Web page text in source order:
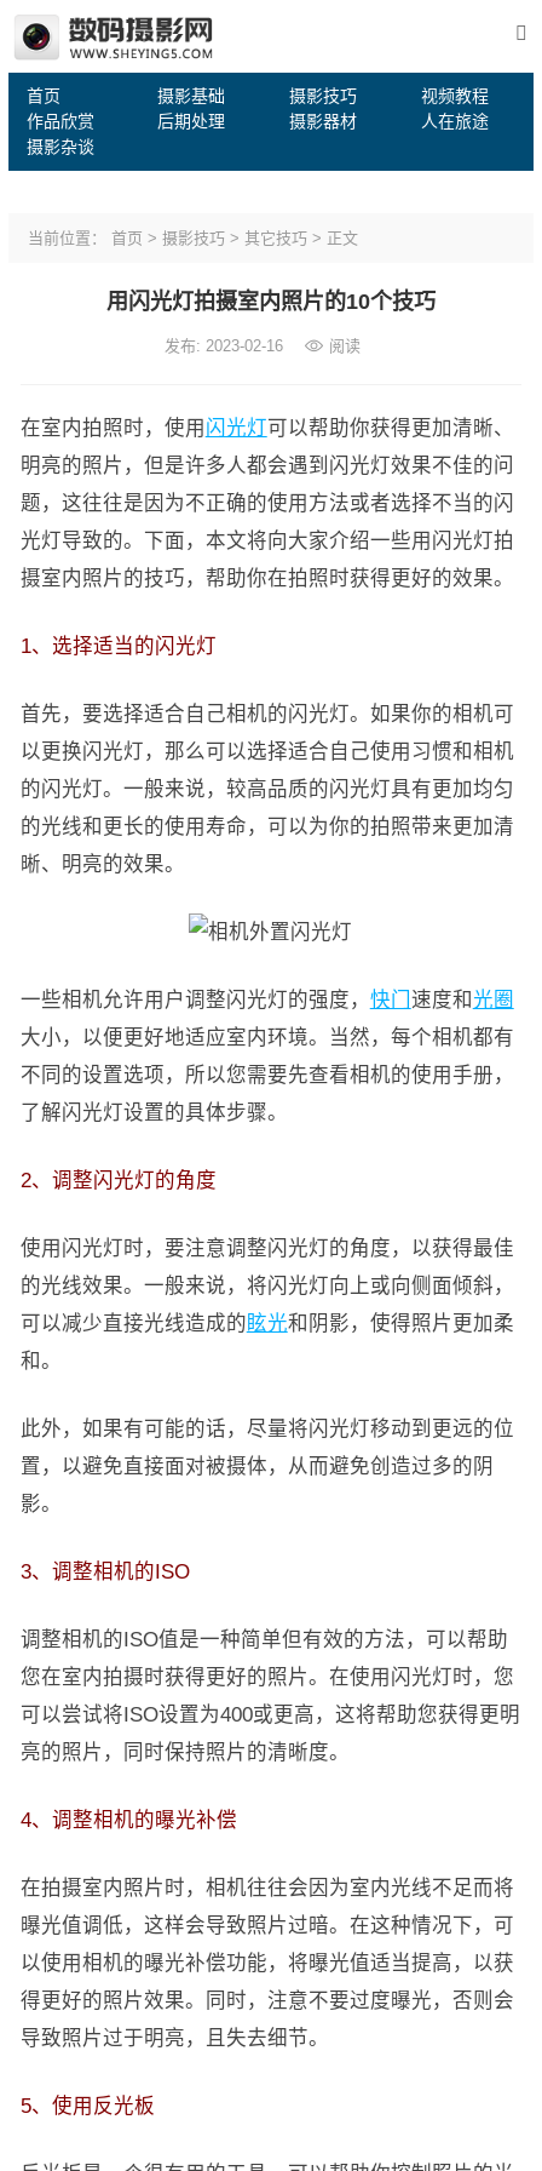
首页 摄影基础 摄影技巧
视频教程
作品欣赏
后期处理 摄影器材
人在旅途
摄影杂谈
当前位置： 首页 > 摄影技巧> 其它技巧> 正文
用闪光灯拍摄室内照片的10个技巧
发布: 2023-02-16 阅读
在室内拍照时，使用 闪光灯可以帮助你获得更加清晰、
明亮的照片，但是许多人都会遇到闪光灯效果不佳的问
题，这往往是因为不正确的使用方法或者选择不当的闪
光灯导致的。下面，本文将向大家介绍一些用闪光灯拍
摄室内照片的技巧，帮助你在拍照时获得更好的效果。
1、选择适当的闪光灯
首先，要选择适合自己相机的闪光灯。如果你的相机可
以更换闪光灯，那么可以选择适合自己使用习惯和相机
的闪光灯。一般来说，较高品质的闪光灯具有更加均匀
的光线和更长的使用寿命，可以为你的拍照带来更加清
晰、明亮的效果。
一些相机允许用户调整闪光灯的强度， 快门速度和 光圈
大小，以便更好地适应室内环境。当然，每个相机都有
不同的设置选项，所以您需要先查看相机的使用手册，
了解闪光灯设置的具体步骤。
2、调整闪光灯的角度
使用闪光灯时，要注意调整闪光灯的角度，以获得最佳
的光线效果。一般来说，将闪光灯向上或向侧面倾斜，
可以减少直接光线造成的眩光和阴影，使得照片更加柔
和。
此外，如果有可能的话，尽量将闪光灯移动到更远的位
置，以避免直接面对被摄体，从而避免创造过多的阴
影。
3、调整相机的ISO
调整相机的ISO值是一种简单但有效的方法，可以帮助
您在室内拍摄时获得更好的照片。在使用闪光灯时，您
可以尝试将ISO设置为400或更高，这将帮助您获得更明
亮的照片，同时保持照片的清晰度。
4、调整相机的曝光补偿
在拍摄室内照片时，相机往往会因为室内光线不足而将
曝光值调低，这样会导致照片过暗。在这种情况下，可
以使用相机的曝光补偿功能，将曝光值适当提高，以获
得更好的照片效果。同时，注意不要过度曝光，否则会
导致照片过于明亮，且失去细节。
5、使用反光板